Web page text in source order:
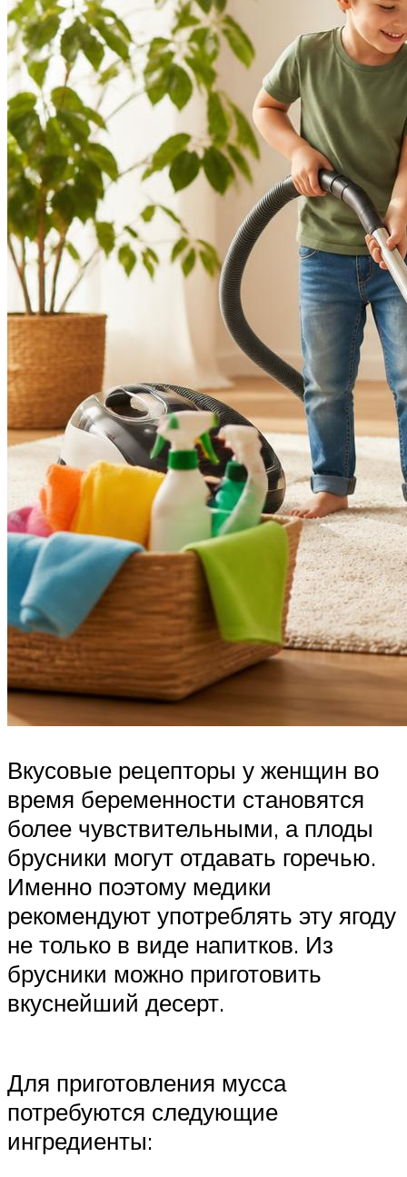
Вкусовые рецепторы у женщин во
время беременности становятся
более чувствительными, а плоды
брусники могут отдавать горечью.
Именно поэтому медики
рекомендуют употреблять эту ягоду
не только в виде напитков. Из
брусники можно приготовить
вкуснейший десерт.
Для приготовления мусса
потребуются следующие
ингредиенты: